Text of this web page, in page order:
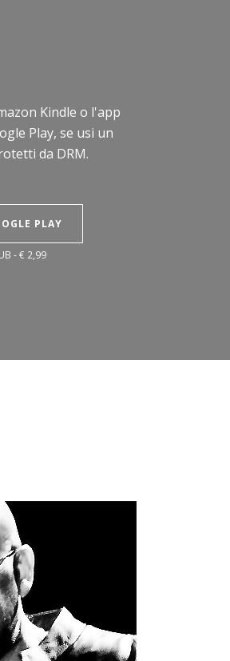
Kindle o l'app
Play, se usi un
da DRM.
PLAY
- € 2,99